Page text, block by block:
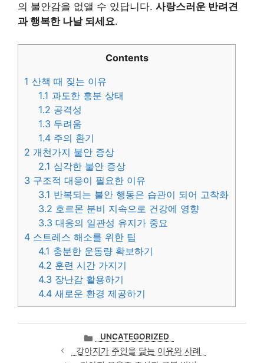
의 불안감을 없앨 수 있답니다. 사랑스러운 반려견
과 행복한 나날 되세요.
Contents
1 산책 때 짖는 이유
1.1 과도한 흥분 상태
1.2 공격성
1.3 두려움
1.4 주의 환기
2 개천가지 불안 증상
2.1 심각한 불안 증상
3 구조적 대응이 필요한 이유
3.1 반복되는 불안 행동은 습관이 되어 고착화
3.2 호르몬 분비 지속으로 건강에 영향
3.3 대응의 일관성 유지가 중요
4 스트레스 해소를 위한 팁
4.1 충분한 운동량 확보하기
4.2 훈련 시간 가지기
4.3 장난감 활용하기
4.4 새로운 환경 제공하기
카
테
고
UNCATEGORIZED
강아지가 주인을 닮는 이유와 사례